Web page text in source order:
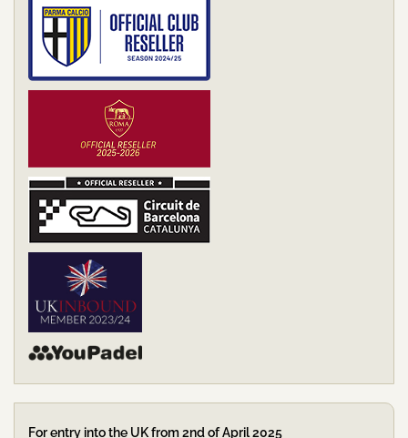
For entry into the UK from 2nd of April 2025